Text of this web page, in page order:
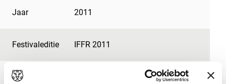
Jaar 2011
Festivaleditie IFFR 2011
Lengte